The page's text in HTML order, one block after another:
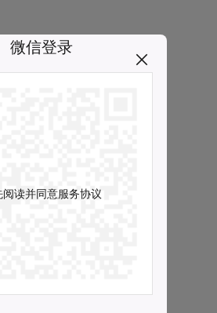
微信登录
阅读并同意服务协议